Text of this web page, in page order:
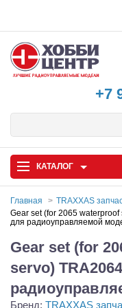
+7
КАТАЛОГ
Автомодели
Запчасти и аксессуары
Игрушки
Главная TRAXXAS
Gear set (for 2065
для радиоуправляемой
Gear set (for
servo)
Бренд: TRAXXAS